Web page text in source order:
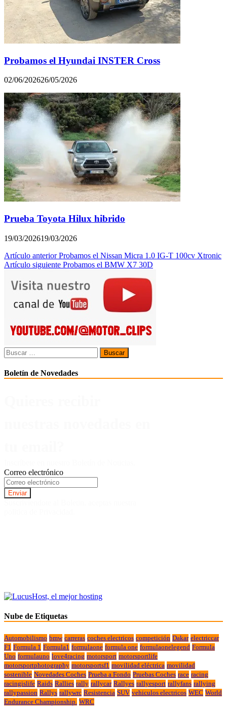
Probamos el Hyundai INSTER Cross
02/06/202626/05/2026
Prueba Toyota Hilux hibrido
19/03/202619/03/2026
Navegación
de
entradas
Artículo anterior Probamos el Nissan Micra 1.0 IG-T 100cv Xtronic
Artículo siguiente Probamos el BMW X7 30D
Buscar:
Boletín de Novedades
Correo electrónico
Nube de Etiquetas
Automobilismo bmw carreras coches electricos competición Dakar electriccar
F1 Formula 1 Formula1 formulaone formula one formulaonelegend Formula
Uno formulauno love4racing motorsport motorsportlife
motorsportphotography motorsportsf1 movilidad eléctrica movilidad
sostenible Novedades Coches Prueba a Fondo Pruebas Coches race racing
racingislife Raids Rallies rally rallycar Rallyes rallyesport rallyfans rallying
rallypassion Rallys rallywrc Resistencia SUV vehiculos electricos WEC World
Endurance Championship. WRC